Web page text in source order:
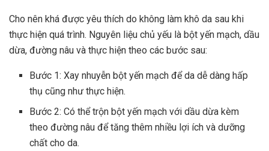
Cho nên khá được yêu thích do không làm khô da sau khi
thực hiện quá trình. Nguyên liệu chủ yếu là bột yến mạch, dầu
dừa, đường nâu và thực hiện theo các bước sau:
Bước 1: Xay nhuyễn bột yến mạch để da dễ dàng hấp
thụ cũng như thực hiện.
Bước 2: Có thể trộn bột yến mạch với dầu dừa kèm
theo đường nâu để tăng thêm nhiều lợi ích và dưỡng
chất cho da.